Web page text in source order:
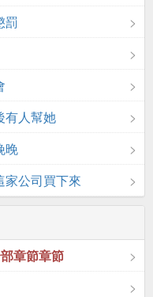
罰
有人幫她
晚
家公司買下來
章節章節